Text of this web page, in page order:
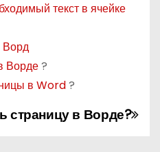
текст в ячейке
Ворд
Ворде?
в Word?
страницу в Ворде?